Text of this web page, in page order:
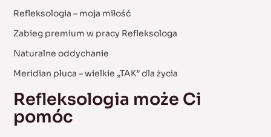
o
r
:
Refleksologia – moja miłość
Zabieg premium w pracy Refleksologa
Naturalne oddychanie
Meridian płuca – wielkie „TAK” dla życia
Refleksologia może Ci
pomóc